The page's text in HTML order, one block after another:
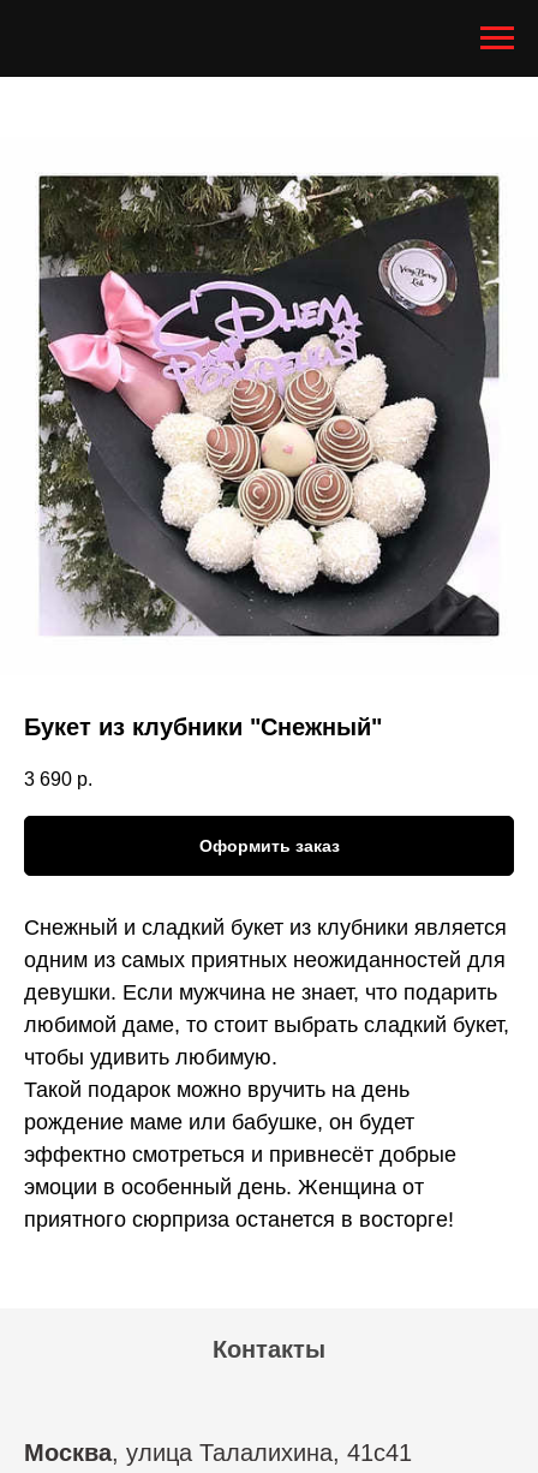
Букет из клубники "Снежный"
3 690 р.
Оформить заказ
Снежный и сладкий букет из клубники является
одним из самых приятных неожиданностей для
девушки. Если мужчина не знает, что подарить
любимой даме, то стоит выбрать сладкий букет,
чтобы удивить любимую.
Такой подарок можно вручить на день
рождение маме или бабушке, он будет
эффектно смотреться и привнесёт добрые
эмоции в особенный день. Женщина от
приятного сюрприза останется в восторге!
Контакты
Москва, улица Талалихина, 41с41